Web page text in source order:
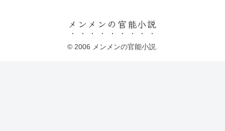
メンメンの官能小説
© 2006 メンメンの官能小説.